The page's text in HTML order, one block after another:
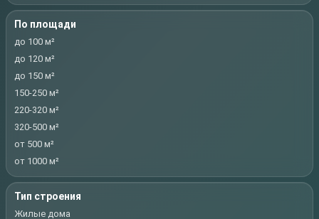
По площади
до 100 м²
до 120 м²
до 150 м²
150-250 м²
220-320 м²
320-500 м²
от 500 м²
от 1000 м²
Тип строения
Жилые дома